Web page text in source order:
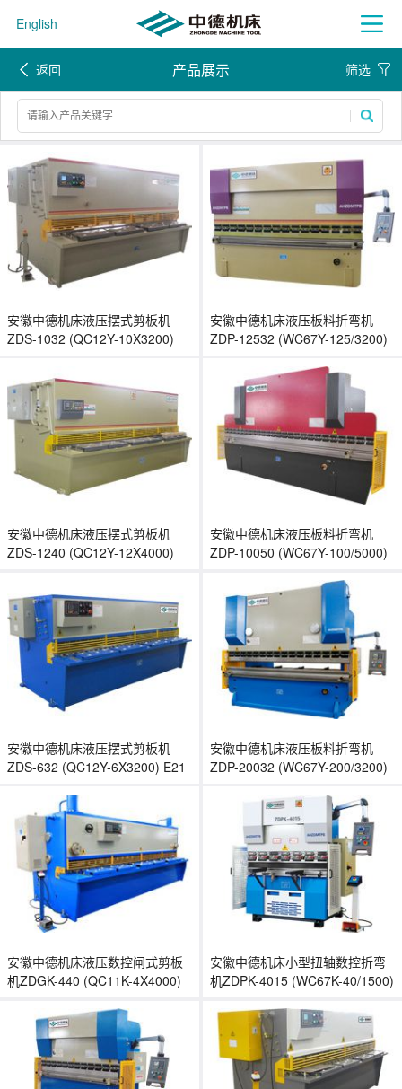
English
返回 产品展示 筛选
安徽中德机床液压摆式剪板机
ZDS-1032 (QC12Y-10X3200)
安徽中德机床液压板料折弯机
ZDP-12532 (WC67Y-125/3200)
安徽中德机床液压摆式剪板机
ZDS-1240 (QC12Y-12X4000)
安徽中德机床液压板料折弯机
ZDP-10050 (WC67Y-100/5000)
安徽中德机床液压摆式剪板机
ZDS-632 (QC12Y-6X3200) E21
安徽中德机床液压板料折弯机
ZDP-20032 (WC67Y-200/3200)
安徽中德机床液压数控闸式剪板
机ZDGK-440 (QC11K-4X4000)
安徽中德机床小型扭轴数控折弯
机ZDPK-4015 (WC67K-40/1500)